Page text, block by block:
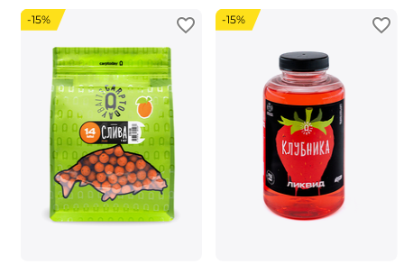
-15% -15%